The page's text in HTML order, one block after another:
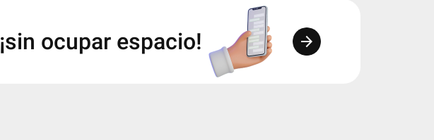
¡sin ocupar espacio! arrow_forward